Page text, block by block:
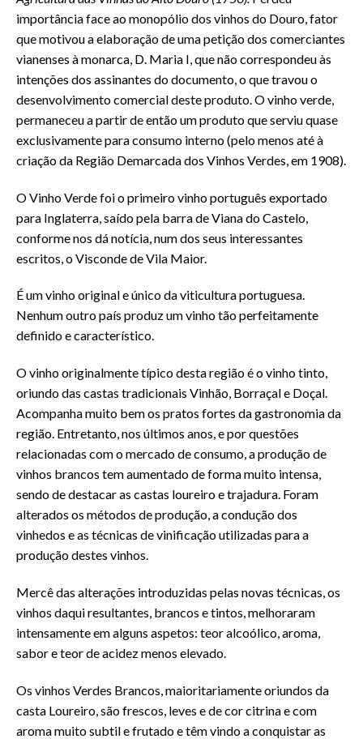
importância face ao monopólio dos vinhos do Douro, fator
que motivou a elaboração de uma petição dos comerciantes
vianenses à monarca, D. Maria I, que não correspondeu às
intenções dos assinantes do documento, o que travou o
desenvolvimento comercial deste produto. O vinho verde,
permaneceu a partir de então um produto que serviu quase
exclusivamente para consumo interno (pelo menos até à
criação da Região Demarcada dos Vinhos Verdes, em 1908).
O Vinho Verde foi o primeiro vinho português exportado
para Inglaterra, saído pela barra de Viana do Castelo,
conforme nos dá notícia, num dos seus interessantes
escritos, o Visconde de Vila Maior.
É um vinho original e único da viticultura portuguesa.
Nenhum outro país produz um vinho tão perfeitamente
definido e característico.
O vinho originalmente típico desta região é o vinho tinto,
oriundo das castas tradicionais Vinhão, Borraçal e Doçal.
Acompanha muito bem os pratos fortes da gastronomia da
região. Entretanto, nos últimos anos, e por questões
relacionadas com o mercado de consumo, a produção de
vinhos brancos tem aumentado de forma muito intensa,
sendo de destacar as castas loureiro e trajadura. Foram
alterados os métodos de produção, a condução dos
vinhedos e as técnicas de vinificação utilizadas para a
produção destes vinhos.
Mercê das alterações introduzidas pelas novas técnicas, os
vinhos daqui resultantes, brancos e tintos, melhoraram
intensamente em alguns aspetos: teor alcoólico, aroma,
sabor e teor de acidez menos elevado.
Os vinhos Verdes Brancos, maioritariamente oriundos da
casta Loureiro, são frescos, leves e de cor citrina e com
aroma muito subtil e frutado e têm vindo a conquistar as